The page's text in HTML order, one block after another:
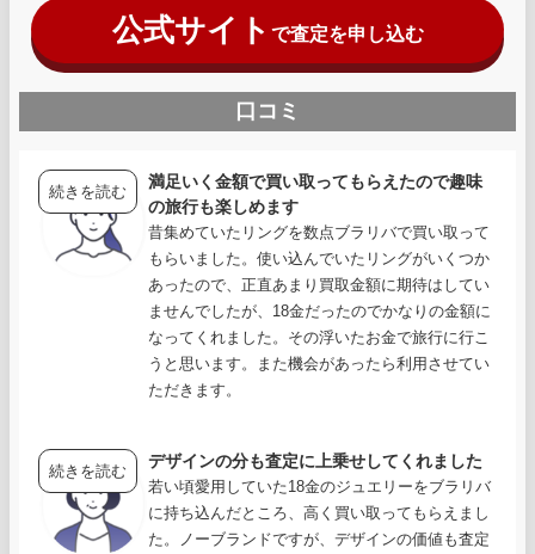
公式サイト で査定を申し込む
口コミ
満足いく金額で買い取ってもらえたので趣味
の旅行も楽しめます
昔集めていたリングを数点ブラリバで買い取って
もらいました。使い込んでいたリングがいくつか
あったので、正直あまり買取金額に期待はしてい
ませんでしたが、18金だったのでかなりの金額に
なってくれました。その浮いたお金で旅行に行こ
うと思います。また機会があったら利用させてい
ただきます。
続きを読む
デザインの分も査定に上乗せしてくれました
若い頃愛用していた18金のジュエリーをブラリバ
に持ち込んだところ、高く買い取ってもらえまし
た。ノーブランドですが、デザインの価値も査定
続きを読む